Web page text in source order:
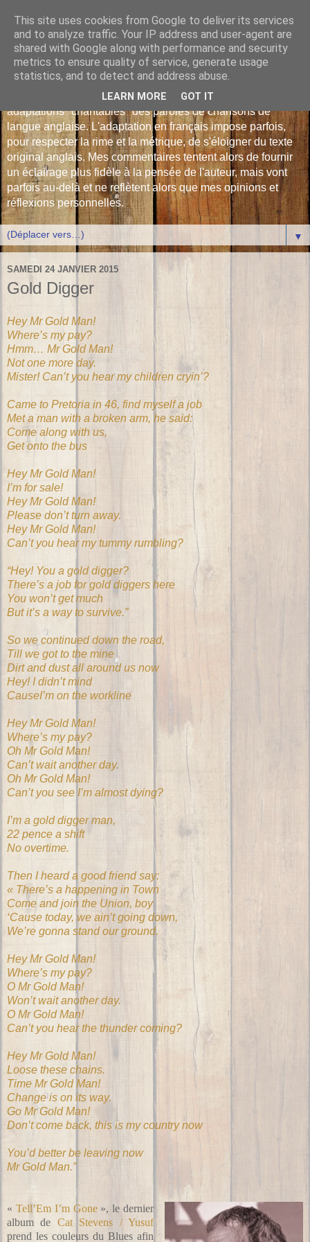
Les Monophonies de
Polyphrène
Versions françaises inédites : déjà plus de 510 traductions -
adaptations "chantables" des paroles de chansons de
langue anglaise. L'adaptation en français impose parfois,
pour respecter la rime et la métrique, de s'éloigner du texte
original anglais. Mes commentaires tentent alors de fournir
un éclairage plus fidèle à la pensée de l'auteur, mais vont
parfois au-delà et ne reflètent alors que mes opinions et
réflexions personnelles.
▼
SAMEDI 24 JANVIER 2015
Gold Digger
Hey Mr Gold Man!
Where’s my pay?
Hmm… Mr Gold Man!
Not one more day.
Mister! Can’t you hear my children cryin’?
Came to Pretoria in 46, find myself a job
Met a man with a broken arm, he said:
Come along with us,
Get onto the bus
Hey Mr Gold Man!
I’m for sale!
Hey Mr Gold Man!
Please don’t turn away.
Hey Mr Gold Man!
Can’t you hear my tummy rumbling?
“Hey! You a gold digger?
There’s a job for gold diggers here
You won’t get much
But it’s a way to survive.”
So we continued down the road,
Till we got to the mine
Dirt and dust all around us now
Hey! I didn’t mind
CauseI’m on the workline
Hey Mr Gold Man!
Where’s my pay?
Oh Mr Gold Man!
Can’t wait another day.
Oh Mr Gold Man!
Can’t you see I’m almost dying?
I’m a gold digger man,
22 pence a shift
No overtime.
Then I heard a good friend say:
« There’s a happening in Town
Come and join the Union, boy
‘Cause today, we ain’t going down,
We’re gonna stand our ground.
Hey Mr Gold Man!
Where’s my pay?
O Mr Gold Man!
Won’t wait another day.
O Mr Gold Man!
Can’t you hear the thunder coming?
Hey Mr Gold Man!
Loose these chains.
Time Mr Gold Man!
Change is on its way.
Go Mr Gold Man!
Don’t come back, this is my country now
You’d better be leaving now
Mr Gold Man.”
« Tell’Em I’m Gone », le dernier
album de Cat Stevens / Yusuf
prend les couleurs du Blues afin
This site uses cookies from Google to deliver its services
and to analyze traffic. Your IP address and user-agent are
shared with Google along with performance and security
metrics to ensure quality of service, generate usage
statistics, and to detect and address abuse.
LEARN MORE GOT IT